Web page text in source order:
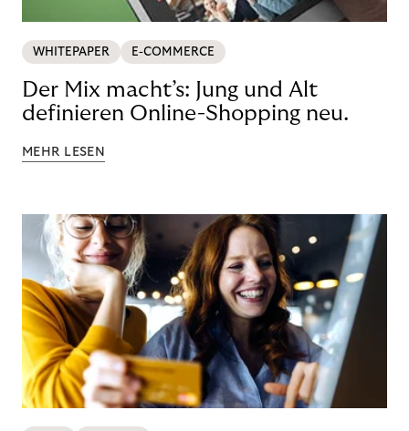
WHITEPAPER E-COMMERCE
Der Mix macht’s: Jung und Alt
definieren Online-Shopping neu.
MEHR LESEN